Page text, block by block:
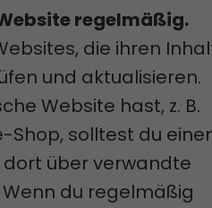
regelmäßig.
die ihren
und aktualisieren.
Website hast, z. B.
Shop, solltest du
über verwandte
du regelmäßig